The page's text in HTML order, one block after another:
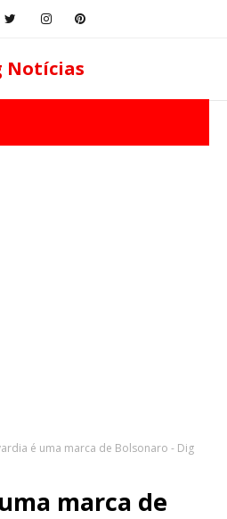
Notícias
é uma marca de Bolsonaro - Dig
marca de